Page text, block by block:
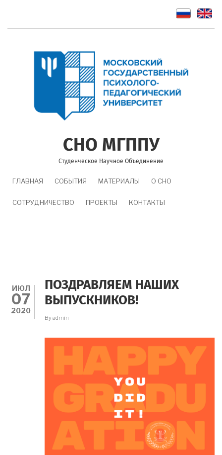
основному
СНО МГППУ
Студенческое Научное Объединение
ГЛАВНАЯ СОБЫТИЯ МАТЕРИАЛЫ О СНО
СОТРУДНИЧЕСТВО ПРОЕКТЫ КОНТАКТЫ
ИЮЛ
07
2020
ПОЗДРАВЛЯЕМ НАШИХ
ВЫПУСКНИКОВ!
Byadmin